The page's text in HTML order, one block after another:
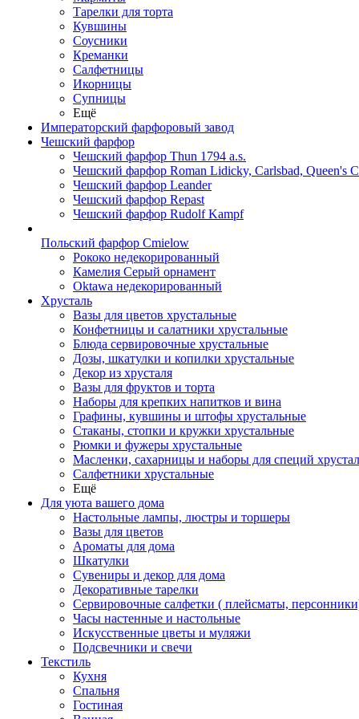
Тарелки для торта
Кувшины
Соусники
Креманки
Салфетницы
Икорницы
Супницы
Ещё
Императорский фарфоровый завод
Чешский фарфор
Чешский фарфор Thun 1794 a.s.
Чешский фарфор Roman Lidicky, Carlsbad, Queen's
Чешский фарфор Leander
Чешский фарфор Repast
Чешский фарфор Rudolf Kampf
Польский фарфор Сmielow
Рококо недекорированный
Камелия Серый орнамент
Oktawa недекорированный
Хрусталь
Вазы для цветов хрустальные
Конфетницы и салатники хрустальные
Блюда сервировочные хрустальные
Дозы, шкатулки и копилки хрустальные
Декор из хрусталя
Вазы для фруктов и торта
Наборы для крепких напитков и вина
Графины, кувшины и штофы хрустальные
Стаканы, стопки и кружки хрустальные
Рюмки и фужеры хрустальные
Масленки, сахарницы и наборы для специй
Салфетники хрустальные
Ещё
Для уюта вашего дома
Настольные лампы, люстры и торшеры
Вазы для цветов
Ароматы для дома
Шкатулки
Сувениры и декор для дома
Декоративные тарелки
Сервировочные салфетки ( плейсматы,
Часы настенные и настольные
Искусственные цветы и муляжи
Подсвечники и свечи
Текстиль
Кухня
Спальня
Гостиная